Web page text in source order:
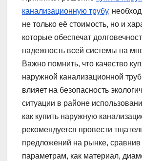
канализационную трубу,
не только её стоимость, но и
которые обеспечат
надежность всей системы на
Важно помнить, что качество
наружной канализационной
влияет на безопасность
ситуации в районе
как купить наружную
рекомендуется провести
предложений на рынке, сравнив
параметрам, как материал,